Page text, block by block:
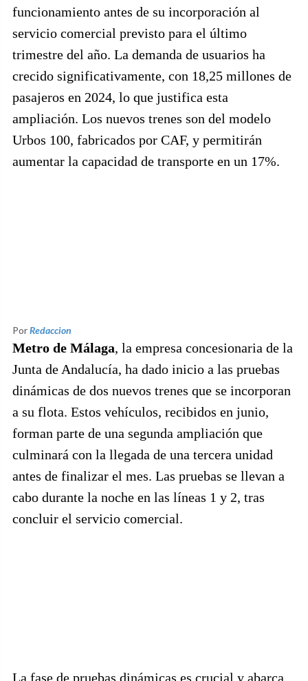
funcionamiento antes de su incorporación al
servicio comercial previsto para el último
trimestre del año. La demanda de usuarios ha
crecido significativamente, con 18,25 millones de
pasajeros en 2024, lo que justifica esta
ampliación. Los nuevos trenes son del modelo
Urbos 100, fabricados por CAF, y permitirán
aumentar la capacidad de transporte en un 17%.
PorRedaccion
Metro de Málaga, la empresa concesionaria de la
Junta de Andalucía, ha dado inicio a las pruebas
dinámicas de dos nuevos trenes que se incorporan
a su flota. Estos vehículos, recibidos en junio,
forman parte de una segunda ampliación que
culminará con la llegada de una tercera unidad
antes de finalizar el mes. Las pruebas se llevan a
cabo durante la noche en las líneas 1 y 2, tras
concluir el servicio comercial.
La fase de pruebas dinámicas es crucial y abarca